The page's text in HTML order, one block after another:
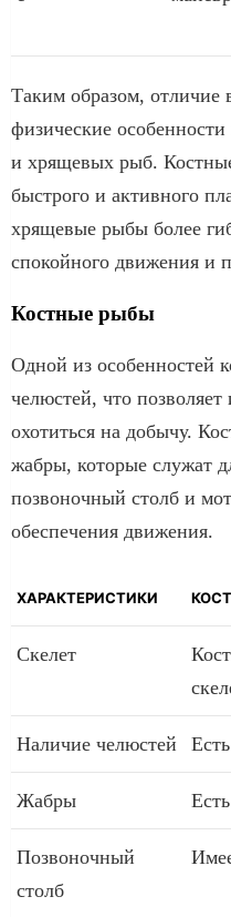
Таким образом, отличие
физические
и хрящевых рыб.
быстрого и активного
хрящевые рыбы более
спокойного движения и
Костные рыбы
Одной из особенностей
челюстей, что
охотиться на добычу.
жабры, которые служат
позвоночный столб и
обеспечения движения.
ХАРАКТЕРИСТИКИ
Скелет
Наличие челюстей Есть
Жабры Есть
Позвоночный
столб